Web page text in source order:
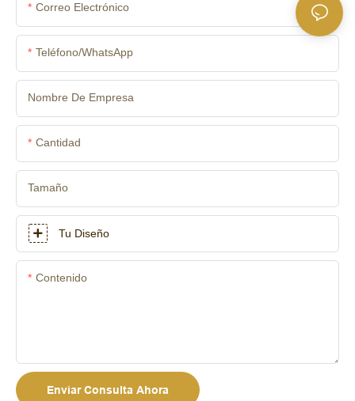
Correo Electrónico
Teléfono/WhatsApp
Nombre De Empresa
Cantidad
Tamaño
Tu Diseño
Contenido
Enviar Consulta Ahora